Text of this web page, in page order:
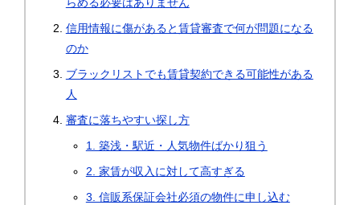
らめる必要はありません
信用情報に傷があると賃貸審査で何が問題になる
のか
ブラックリストでも賃貸契約できる可能性がある
人
審査に落ちやすい探し方
1. 築浅・駅近・人気物件ばかり狙う
2. 家賃が収入に対して高すぎる
3. 信販系保証会社必須の物件に申し込む